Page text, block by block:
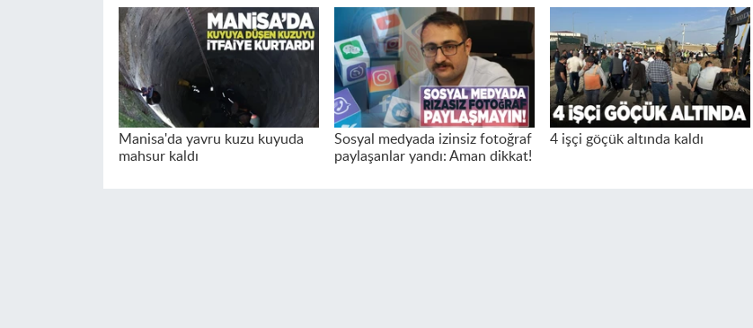
Manisa'da yavru kuzu kuyuda
mahsur kaldı
Sosyal medyada izinsiz fotoğraf
paylaşanlar yandı: Aman dikkat!
4 işçi göçük altında kaldı